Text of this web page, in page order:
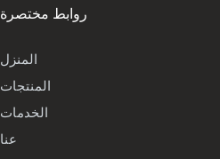
روابط مختصرة
المنزل
المنتجات
الخدمات
عنا